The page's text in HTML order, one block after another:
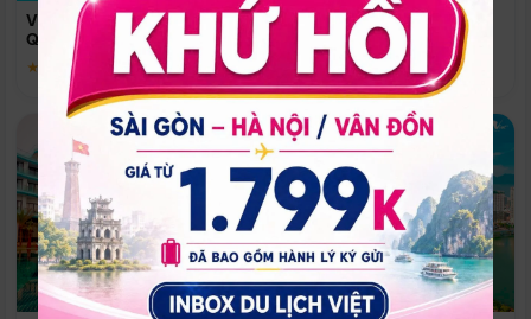
Vinpearl Resort & Spa Phu
Quoc
★ 5.0
Quoc
Phú Quốc
★ 5.0